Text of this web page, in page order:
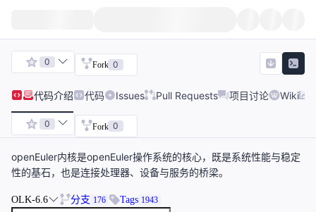
0 Fork 0
代码介绍 代码 Issues Pull Requests 项目讨论 Wiki
0 Fork 0
openEuler内核是openEuler操作系统的核心，既是系统性能与稳定
性的基石，也是连接处理器、设备与服务的桥梁。
OLK-6.6 分支 176 Tags 1943